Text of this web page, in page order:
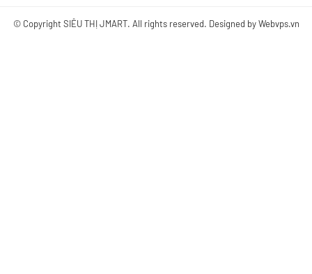
© Copyright SIÊU THỊ JMART. All rights reserved. Designed byWebvps.vn